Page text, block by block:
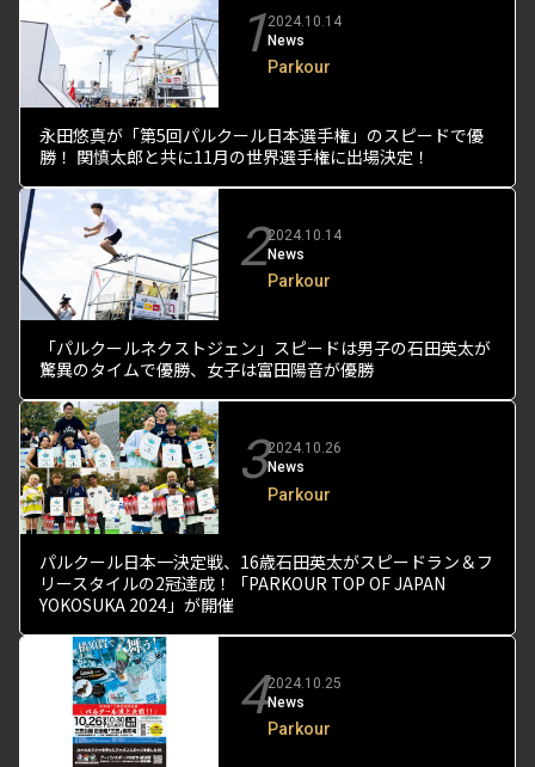
12024.10.14
News
Parkour
永田悠真が「第5回パルクール日本選手権」のスピードで優
勝！ 関慎太郎と共に11月の世界選手権に出場決定！
22024.10.14
News
Parkour
「パルクールネクストジェン」スピードは男子の石田英太が
驚異のタイムで優勝、女子は富田陽音が優勝
32024.10.26
News
Parkour
パルクール日本一決定戦、16歳石田英太がスピードラン＆フ
リースタイルの2冠達成！「PARKOUR TOP OF JAPAN
YOKOSUKA 2024」が開催
42024.10.25
News
Parkour